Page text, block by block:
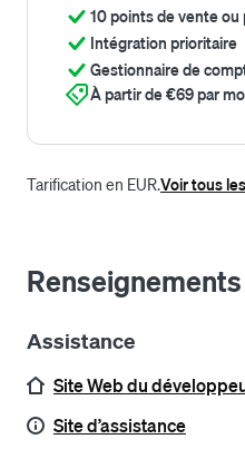
10 points de vente ou
Intégration prioritaire
Gestionnaire de
À partir de €69 par
Tarification en EUR.Voir tous
Renseignements
Assistance
Site Web du
Site d’assistance